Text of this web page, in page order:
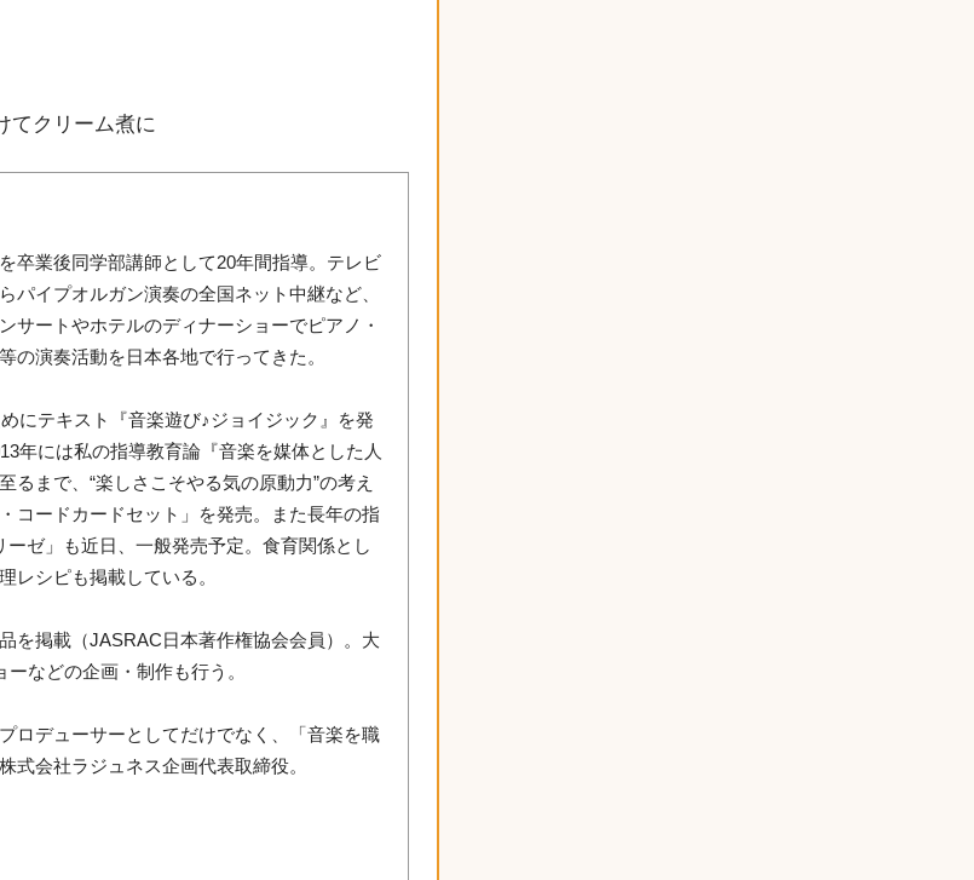
てクリーム煮に
卒業後同学部講師として20年間指導。テレビ
パイプオルガン演奏の全国ネット中継など、
サートやホテルのディナーショーでピアノ・
の演奏活動を日本各地で行ってきた。
にテキスト『音楽遊び♪ジョイジック』を発
年には私の指導教育論『音楽を媒体とした人
まで、“楽しさこそやる気の原動力”の考え
コードカードセット」を発売。また長年の指
ゼ」も近日、一般発売予定。食育関係とし
レシピも掲載している。
を掲載（JASRAC日本著作権協会会員）。大
などの企画・制作も行う。
ロデューサーとしてだけでなく、「音楽を職
式会社ラジュネス企画代表取締役。